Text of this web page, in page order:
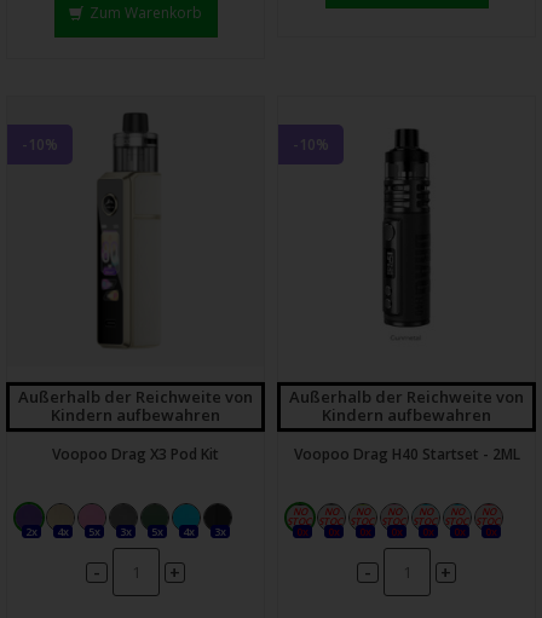
Zum Warenkorb
-10%
Außerhalb der Reichweite von
Kindern aufbewahren
Voopoo Drag X3 Pod Kit
2x 4x 5x 3x 5x 4x 3x
- +
-10%
Außerhalb der Reichweite von
Kindern aufbewahren
Voopoo Drag H40 Startset - 2ML
0x 0x 0x 0x 0x 0x 0x
- +